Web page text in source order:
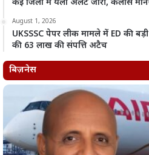
कई जिलों में यलो अलर्ट जारी, कैलास
August 1, 2026
UKSSSC पेपर लीक मामले में ED की
की 63 लाख की संपत्ति अटैच
बिज़नेस